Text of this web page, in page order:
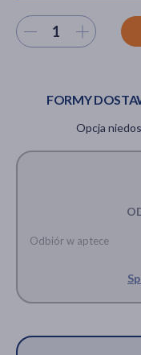
Wybierz ilość
FORMY
Opcja
Odbiór w aptece